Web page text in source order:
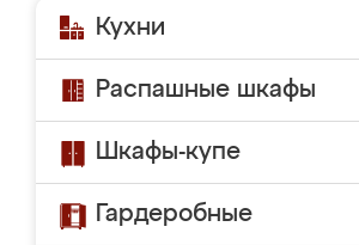
Кухни
Распашные шкафы
Шкафы-купе
Гардеробные